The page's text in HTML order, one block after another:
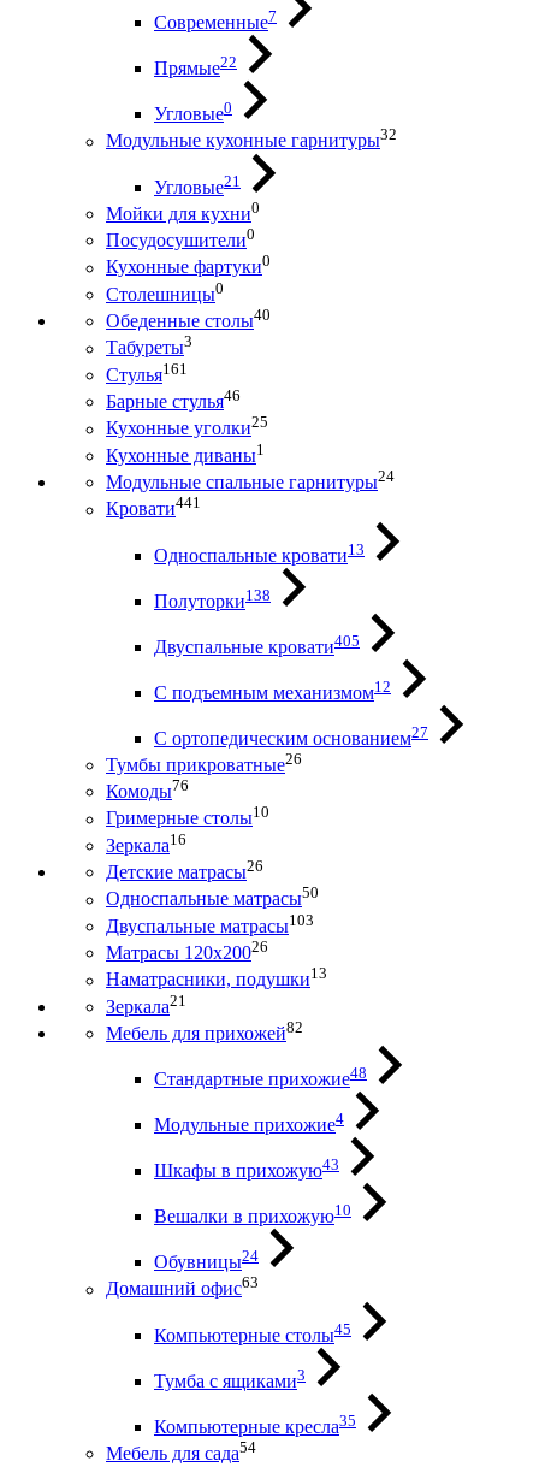
Современные7
Прямые22
Угловые0
Модульные кухонные гарнитуры32
Угловые21
Мойки для кухни0
Посудосушители0
Кухонные фартуки0
Столешницы0
Обеденные столы40
Табуреты3
Стулья161
Барные стулья46
Кухонные уголки25
Кухонные диваны1
Модульные спальные гарнитуры24
Кровати441
Односпальные кровати13
Полуторки138
Двуспальные кровати405
С подъемным механизмом12
С ортопедическим основанием27
Тумбы прикроватные26
Комоды76
Гримерные столы10
Зеркала16
Детские матрасы26
Односпальные матрасы50
Двуспальные матрасы103
Матрасы 120х20026
Наматрасники, подушки13
Зеркала21
Мебель для прихожей82
Стандартные прихожие48
Модульные прихожие4
Шкафы в прихожую43
Вешалки в прихожую10
Обувницы24
Домашний офис63
Компьютерные столы45
Тумба с ящиками3
Компьютерные кресла35
Мебель для сада54